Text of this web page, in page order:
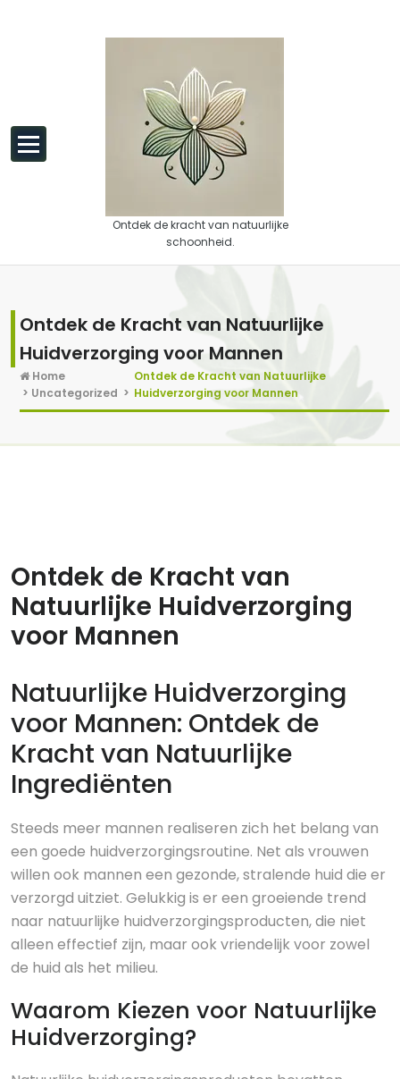
Ontdek de kracht van natuurlijke
schoonheid.
Ontdek de Kracht van Natuurlijke
Huidverzorging voor Mannen
Home
> Uncategorized >
Ontdek de Kracht van Natuurlijke
Huidverzorging voor Mannen
Ontdek de Kracht van
Natuurlijke Huidverzorging
voor Mannen
Natuurlijke Huidverzorging
voor Mannen: Ontdek de
Kracht van Natuurlijke
Ingrediënten
Steeds meer mannen realiseren zich het belang van
een goede huidverzorgingsroutine. Net als vrouwen
willen ook mannen een gezonde, stralende huid die er
verzorgd uitziet. Gelukkig is er een groeiende trend
naar natuurlijke huidverzorgingsproducten, die niet
alleen effectief zijn, maar ook vriendelijk voor zowel
de huid als het milieu.
Waarom Kiezen voor Natuurlijke
Huidverzorging?